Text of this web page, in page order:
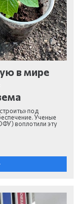
в мире
под
Ученые
воплотили эту